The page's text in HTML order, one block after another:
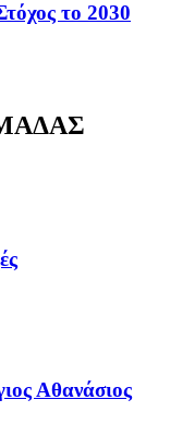
το 2030
Αθανάσιος